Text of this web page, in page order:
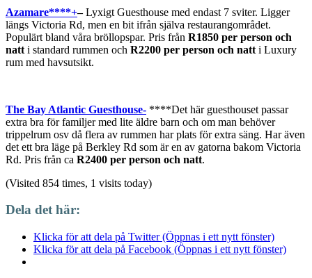
Azamare****+–Lyxigt Guesthouse med endast 7 sviter. Ligger
längs Victoria Rd, men en bit ifrån själva restaurangområdet.
Populärt bland våra bröllopspar. Pris från R1850 per person och
natt i standard rummen och R2200 per person och natt i Luxury
rum med havsutsikt.
The Bay Atlantic Guesthouse- ****Det här guesthouset passar
extra bra för familjer med lite äldre barn och om man behöver
trippelrum osv då flera av rummen har plats för extra säng. Har även
det ett bra läge på Berkley Rd som är en av gatorna bakom Victoria
Rd. Pris från ca R2400 per person och natt.
(Visited 854 times, 1 visits today)
Dela det här:
Klicka för att dela på Twitter (Öppnas i ett nytt fönster)
Klicka för att dela på Facebook (Öppnas i ett nytt fönster)